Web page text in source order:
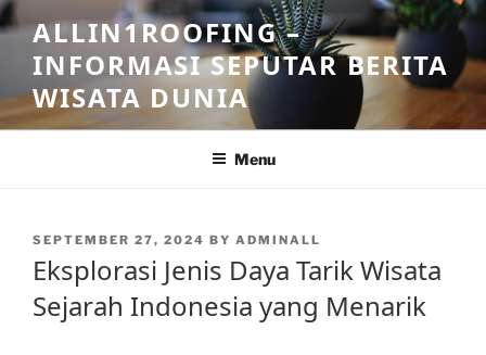
Skip
to
content
ALLIN1ROOFING –
INFORMASI SEPUTAR BERITA
WISATA DUNIA
Menu
POSTED
ON
SEPTEMBER 27, 2024 BY ADMINALL
Eksplorasi Jenis Daya Tarik Wisata
Sejarah Indonesia yang Menarik